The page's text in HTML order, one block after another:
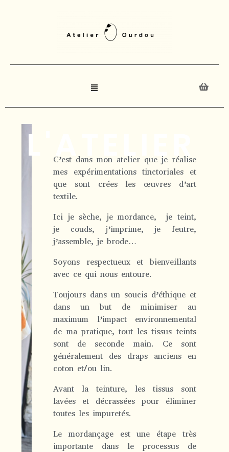
L'ATELIER
C’est dans mon atelier que je réalise
mes expérimentations tinctoriales et
que sont crées les œuvres d’art
textile.
Ici je sèche, je mordance, je teint,
je couds, j’imprime, je feutre,
j’assemble, je brode…
Soyons respectueux et bienveillants
avec ce qui nous entoure.
Toujours dans un soucis d’éthique et
dans un but de minimiser au
maximum l’impact environnemental
de ma pratique, tout les tissus teints
sont de seconde main. Ce sont
généralement des draps anciens en
coton et/ou lin.
Avant la teinture, les tissus sont
lavées et décrassées pour éliminer
toutes les impuretés.
Le mordançage est une étape très
importante dans le processus de